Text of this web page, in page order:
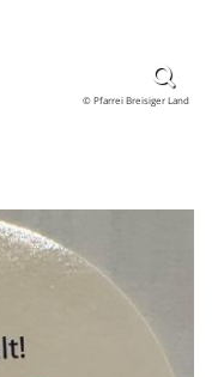
© Pfarrei Breisiger Land